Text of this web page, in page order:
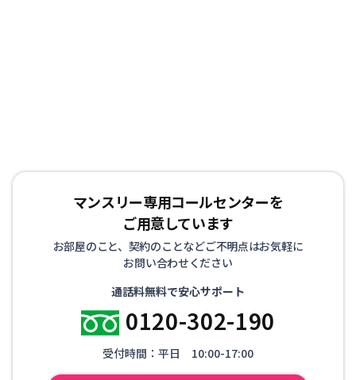
マンスリー専用コールセンターを
ご用意しています
お部屋のこと、契約のことなどご不明点はお気軽に
お問い合わせください
通話料無料で安心サポート
0120-302-190
受付時間：平日 10:00-17:00